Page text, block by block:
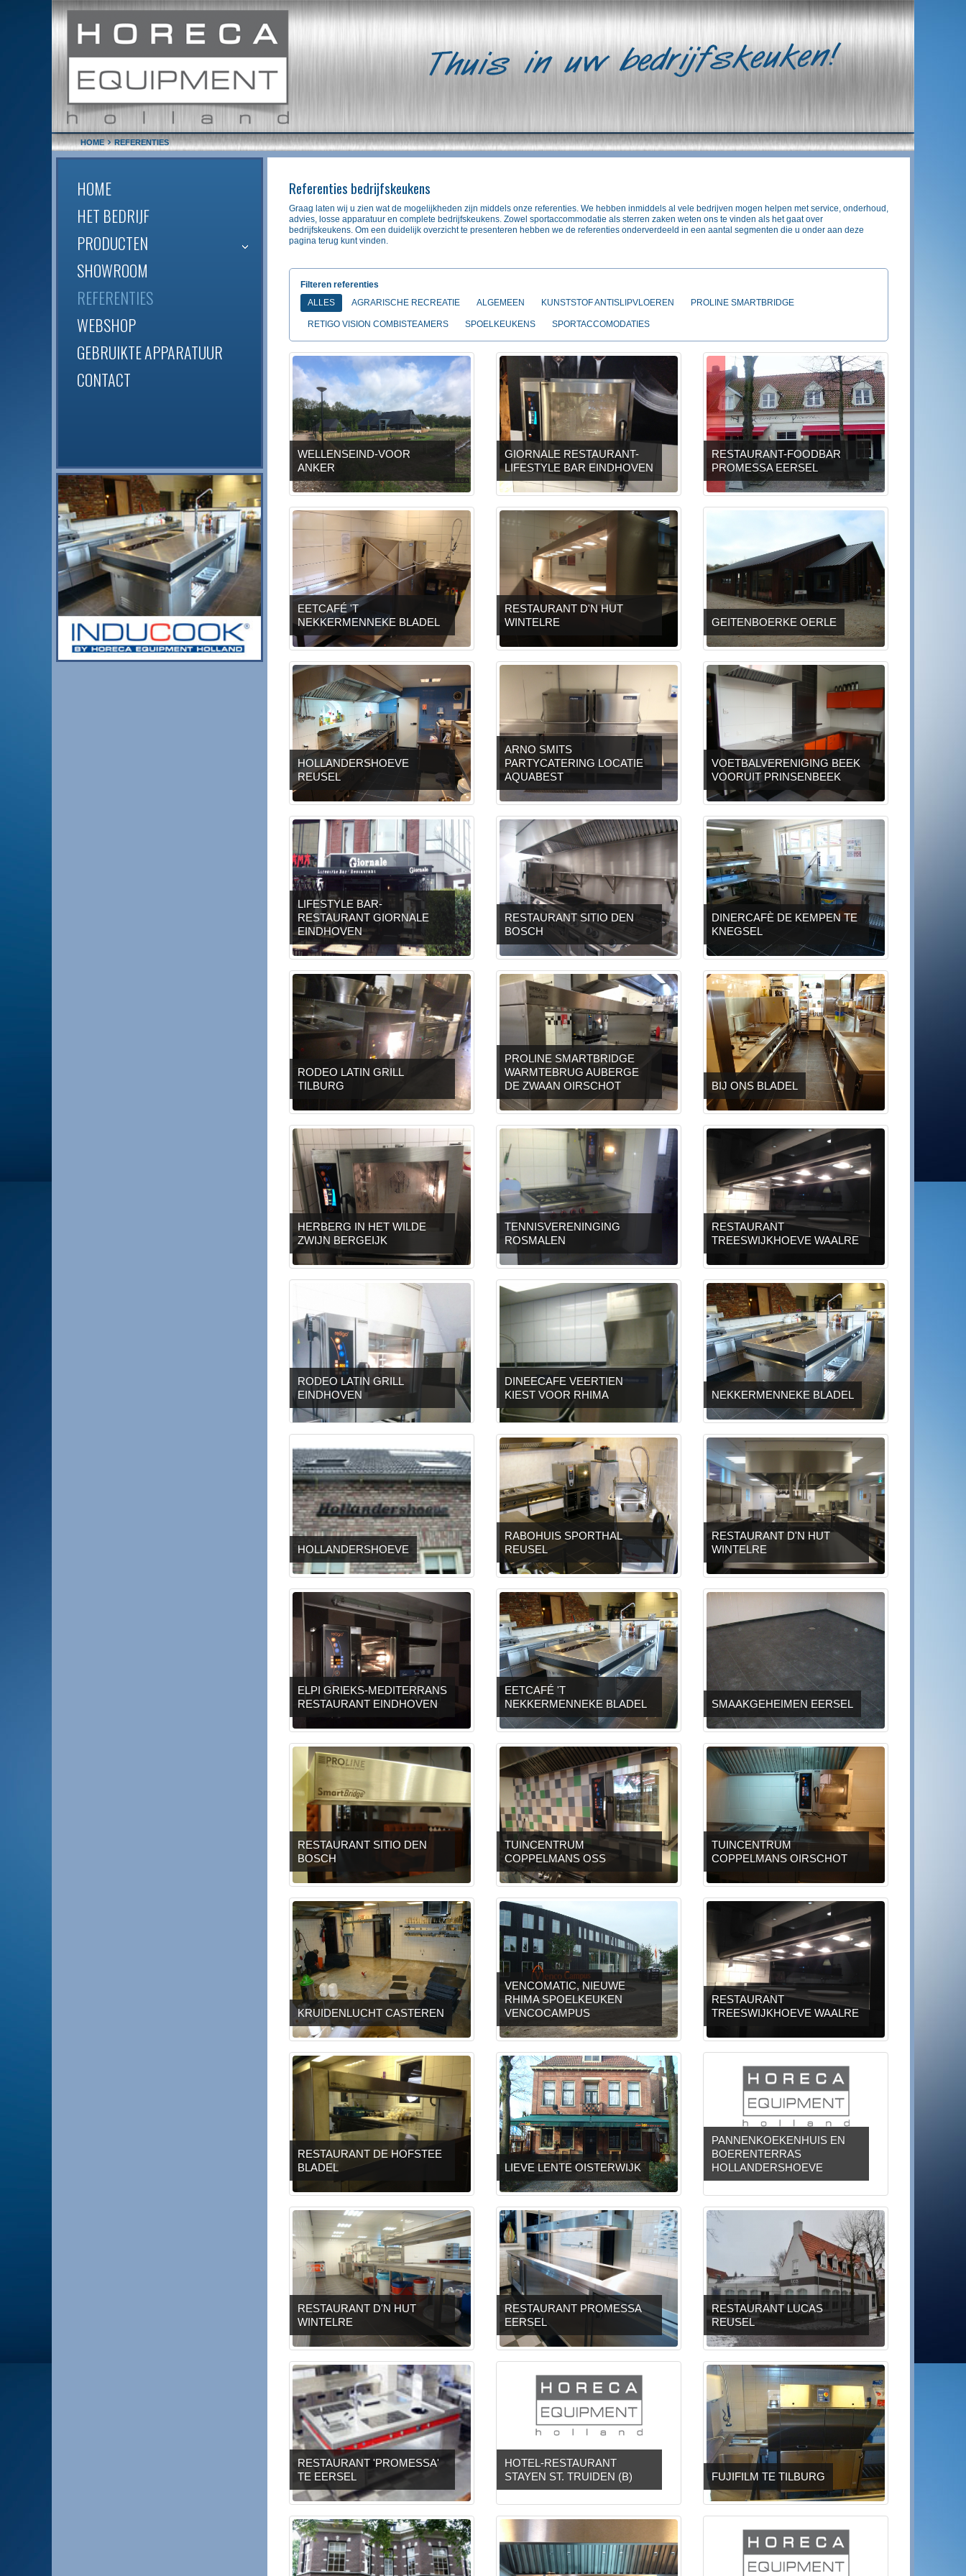
HOME REFERENTIES
HOME
HET BEDRIJF
PRODUCTEN
SHOWROOM
REFERENTIES
WEBSHOP
GEBRUIKTE APPARATUUR
CONTACT
Referenties bedrijfskeukens
Graag laten wij u zien wat de mogelijkheden zijn middels onze referenties. We hebben inmiddels al vele bedrijven mogen helpen met service, onderhoud,
advies, losse apparatuur en complete bedrijfskeukens. Zowel sportaccommodatie als sterren zaken weten ons te vinden als het gaat over
bedrijfskeukens. Om een duidelijk overzicht te presenteren hebben we de referenties onderverdeeld in een aantal segmenten die u onder aan deze
pagina terug kunt vinden.
Filteren referenties
ALLES
AGRARISCHE RECREATIE ALGEMEEN KUNSTSTOF ANTISLIPVLOEREN PROLINE SMARTBRIDGE
RETIGO VISION COMBISTEAMERS SPOELKEUKENS SPORTACCOMODATIES
WELLENSEIND-VOOR
ANKER
GIORNALE RESTAURANT-
LIFESTYLE BAR EINDHOVEN
RESTAURANT-FOODBAR
PROMESSA EERSEL
EETCAFÉ 'T
NEKKERMENNEKE BLADEL
RESTAURANT D'N HUT
WINTELRE
GEITENBOERKE OERLE
HOLLANDERSHOEVE
REUSEL
ARNO SMITS
PARTYCATERING LOCATIE
AQUABEST
VOETBALVERENIGING BEEK
VOORUIT PRINSENBEEK
LIFESTYLE BAR-
RESTAURANT GIORNALE
EINDHOVEN
RESTAURANT SITIO DEN
BOSCH
DINERCAFÈ DE KEMPEN TE
KNEGSEL
RODEO LATIN GRILL
TILBURG
PROLINE SMARTBRIDGE
WARMTEBRUG AUBERGE
DE ZWAAN OIRSCHOT
BIJ ONS BLADEL
HERBERG IN HET WILDE
ZWIJN BERGEIJK
TENNISVERENINGING
ROSMALEN
RESTAURANT
TREESWIJKHOEVE WAALRE
RODEO LATIN GRILL
EINDHOVEN
DINEECAFE VEERTIEN
KIEST VOOR RHIMA
NEKKERMENNEKE BLADEL
HOLLANDERSHOEVE
RABOHUIS SPORTHAL
REUSEL
RESTAURANT D'N HUT
WINTELRE
ELPI GRIEKS-MEDITERRANS
RESTAURANT EINDHOVEN
EETCAFÉ 'T
NEKKERMENNEKE BLADEL
SMAAKGEHEIMEN EERSEL
RESTAURANT SITIO DEN
BOSCH
TUINCENTRUM
COPPELMANS OSS
TUINCENTRUM
COPPELMANS OIRSCHOT
KRUIDENLUCHT CASTEREN
VENCOMATIC, NIEUWE
RHIMA SPOELKEUKEN
VENCOCAMPUS
RESTAURANT
TREESWIJKHOEVE WAALRE
RESTAURANT DE HOFSTEE
BLADEL
LIEVE LENTE OISTERWIJK
PANNENKOEKENHUIS EN
BOERENTERRAS
HOLLANDERSHOEVE
RESTAURANT D'N HUT
WINTELRE
RESTAURANT PROMESSA
EERSEL
RESTAURANT LUCAS
REUSEL
RESTAURANT 'PROMESSA'
TE EERSEL
HOTEL-RESTAURANT
STAYEN ST. TRUIDEN (B)
FUJIFILM TE TILBURG